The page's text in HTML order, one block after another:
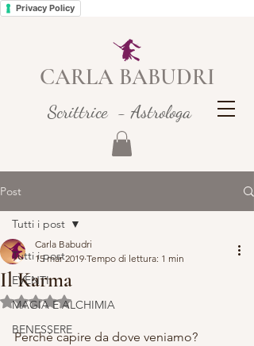
Privacy Policy
CARLA BABUDRI
Scrittrice - Astrologa
Post
Tutti i post
EVENTI
MAGIA E ALCHIMIA
BENESSERE
Tutti i post
Il Karma
Carla Babudri
15 mar 2019 Tempo di lettura: 1 min
Valutazione NaN stelle su 5.
Perché capire da dove veniamo?